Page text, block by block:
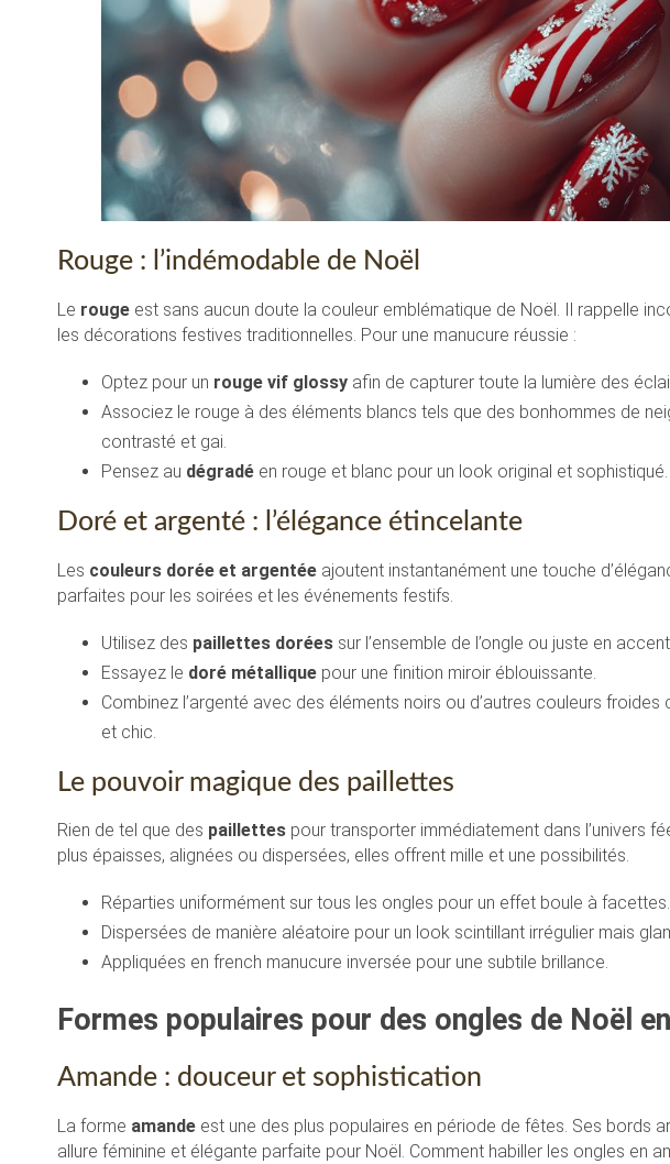
Rouge : l’indémodable de Noël
Le rouge est sans aucun doute la couleur emblématique de Noël. Il rappelle
les décorations festives traditionnelles. Pour une manucure réussie :
Optez pour un rouge vif glossy afin de capturer toute la lumière des
Associez le rouge à des éléments blancs tels que des bonhommes de
contrasté et gai.
Pensez au dégradé en rouge et blanc pour un look original et sophistiqué.
Doré et argenté : l’élégance étincelante
Les couleurs dorée et argentée ajoutent instantanément une touche
parfaites pour les soirées et les événements festifs.
Utilisez des paillettes dorées sur l’ensemble de l’ongle ou juste en
Essayez le doré métallique pour une finition miroir éblouissante.
Combinez l’argenté avec des éléments noirs ou d’autres couleurs
et chic.
Le pouvoir magique des paillettes
Rien de tel que des paillettes pour transporter immédiatement dans l’univers
plus épaisses, alignées ou dispersées, elles offrent mille et une possibilités.
Réparties uniformément sur tous les ongles pour un effet boule à facettes.
Dispersées de manière aléatoire pour un look scintillant irrégulier mais
Appliquées en french manucure inversée pour une subtile brillance.
Formes populaires pour des ongles de Noël
Amande : douceur et sophistication
La forme amande est une des plus populaires en période de fêtes. Ses bords
allure féminine et élégante parfaite pour Noël. Comment habiller les ongles en